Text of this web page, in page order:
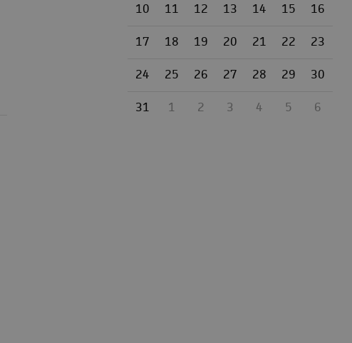
10 11 12 13 14 15 16
17 18 19 20 21 22 23
24 25 26 27 28 29 30
31 1 2 3 4 5 6